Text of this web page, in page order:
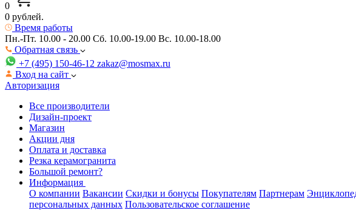
0
0 рублей.
Время работы
Пн.-Пт. 10.00 - 20.00 Сб. 10.00-19.00 Вс. 10.00-18.00
Обратная связь
+7 (495) 150-46-12 zakaz@mosmax.ru
Вход на сайт
Авторизация
Все производители
Дизайн-проект
Магазин
Акции дня
Оплата и доставка
Резка керамогранита
Большой ремонт?
Информация
О компании Вакансии Скидки и бонусы Покупателям Партнерам
персональных данных Пользовательское соглашение